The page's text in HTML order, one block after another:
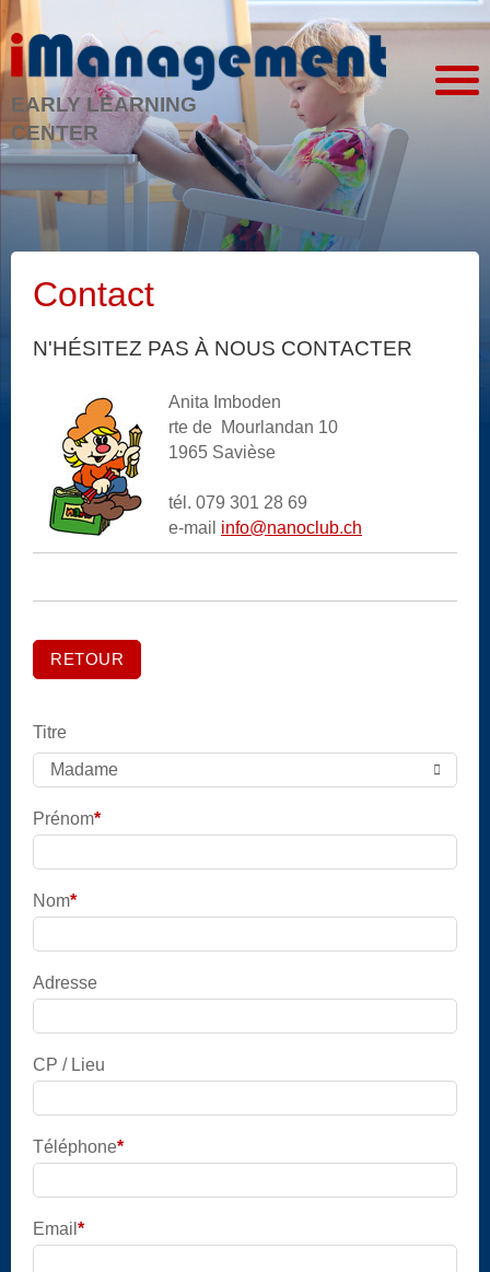
EARLY LEARNING
CENTER
Contact
N'HÉSITEZ PAS À NOUS CONTACTER
Anita Imboden
rte de Mourlandan 10
1965 Savièse
tél. 079 301 28 69
e-mail info@nanoclub.ch
RETOUR
Titre
Madame
Prénom*
Nom*
Adresse
CP / Lieu
Téléphone*
Email *